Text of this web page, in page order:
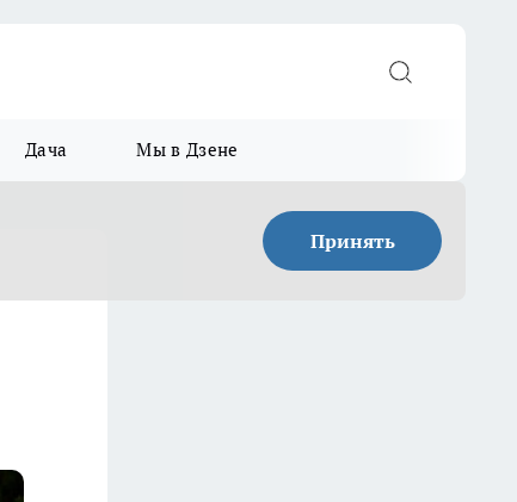
Дача Мы в Дзене
Принять